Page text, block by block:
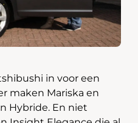
in voor een
maken Mariska en
Hybride. En niet